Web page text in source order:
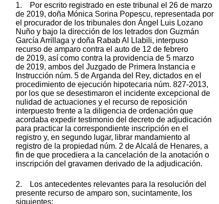
1. Por escrito registrado en este tribunal el 26 de marzo
de 2019, doña Mónica Sorina Popescu, representada por
el procurador de los tribunales don Ángel Luis Lozano
Nuño y bajo la dirección de los letrados don Guzmán
García Arrillaga y doña Rabab Al Llabili, interpuso
recurso de amparo contra el auto de 12 de febrero
de 2019, así como contra la providencia de 5 marzo
de 2019, ambos del Juzgado de Primera Instancia e
Instrucción núm. 5 de Arganda del Rey, dictados en el
procedimiento de ejecución hipotecaria núm. 827-2013,
por los que se desestimaron el incidente excepcional de
nulidad de actuaciones y el recurso de reposición
interpuesto frente a la diligencia de ordenación que
acordaba expedir testimonio del decreto de adjudicación
para practicar la correspondiente inscripción en el
registro y, en segundo lugar, librar mandamiento al
registro de la propiedad núm. 2 de Alcalá de Henares, a
fin de que procediera a la cancelación de la anotación o
inscripción del gravamen derivado de la adjudicación.
2. Los antecedentes relevantes para la resolución del
presente recurso de amparo son, sucintamente, los
siguientes: